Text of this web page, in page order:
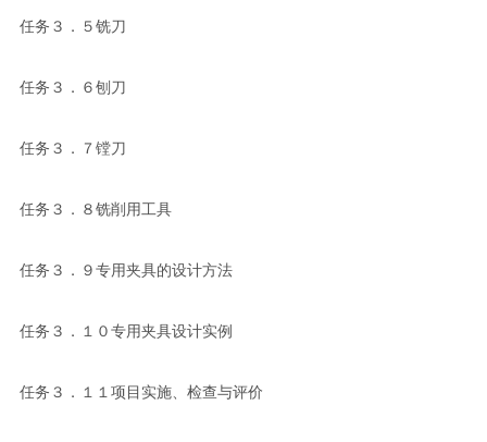
任务３．５铣刀
任务３．６刨刀
任务３．７镗刀
任务３．８铣削用工具
任务３．９专用夹具的设计方法
任务３．１０专用夹具设计实例
任务３．１１项目实施、检查与评价